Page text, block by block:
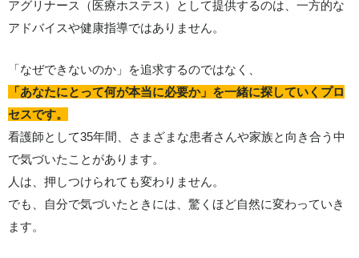
アグリナース（医療ホステス）として提供するのは、一方的な
アドバイスや健康指導ではありません。
「なぜできないのか」を追求するのではなく、
「あなたにとって何が本当に必要か」を一緒に探していくプロ
セスです。
看護師として35年間、さまざまな患者さんや家族と向き合う中
で気づいたことがあります。
人は、押しつけられても変わりません。
でも、自分で気づいたときには、驚くほど自然に変わっていき
ます。